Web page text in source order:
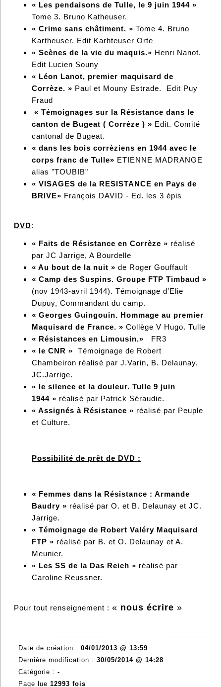
« Les pendaisons de Tulle, le 9 juin 1944 »
Tome 3. Bruno Katheuser.
« Crime sans châtiment. » Tome 4. Bruno
Kartheuser. Edit Karhteuser Orte
« Scènes de la vie du maquis.» Henri Nanot.
Edit Lucien Souny
« Léon Lanot, premier maquisard de
Corrèze. » Paul et Mouny Estrade. Edit Puy
Fraud
« Témoignages sur la Résistance dans le
canton de Bugeat ( Corrèze ) » Edit. Comité
cantonal de Bugeat.
« dans les bois corrèziens en 1944 avec le
corps franc de Tulle» ETIENNE MADRANGE
alias "TOUBIB"
« VISAGES de la RESISTANCE en Pays de
BRIVE» François DAVID - Ed. les 3 épis
DVD:
« Faits de Résistance en Corrèze » réalisé
par JC Jarrige, A Bourdelle
« Au bout de la nuit » de Roger Gouffault
« Camp des Suspins. Groupe FTP Timbaud »
(nov 1943-avril 1944). Témoignage d’Elie
Dupuy, Commandant du camp.
« Georges Guingouin. Hommage au premier
Maquisard de France. » Collège V Hugo. Tulle
« Résistances en Limousin.»
FR3
« le CNR » Témoignage de Robert
Chambeiron réalisé par J.Varin, B. Delaunay,
JC.Jarrige.
« le silence et la douleur. Tulle 9 juin
1944 » réalisé par Patrick Séraudie.
« Assignés à Résistance » réalisé par Peuple
et Culture.
Possibilité de prêt de DVD :
« Femmes dans la Résistance : Armande
Baudry » réalisé par O. et B. Delaunay et JC.
Jarrige.
« Témoignage de Robert Valéry Maquisard
FTP » réalisé par B. et O. Delaunay et A.
Meunier.
« Les SS de la Das Reich » réalisé par
Caroline Reussner.
Pour tout renseignement : « nous écrire »
Date de création : 04/01/2013 @ 13:59
Dernière modification : 30/05/2014 @ 14:28
Catégorie : -
Page lue 12993 fois